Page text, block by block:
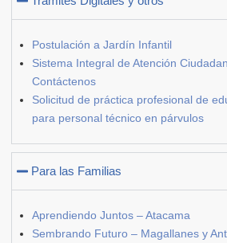
Postulación a Jardín Infantil
Sistema Integral de Atención
Contáctenos
Solicitud de práctica profesional de
para personal técnico en párvulos
Para las Familias
Aprendiendo Juntos – Atacama
Sembrando Futuro – Magallanes y